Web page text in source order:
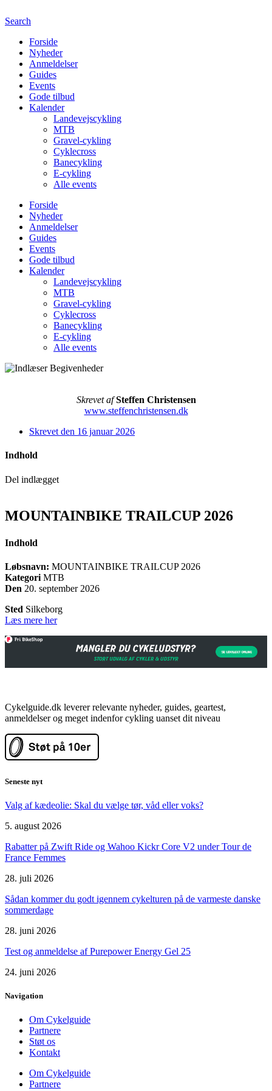
Search
Forside
Nyheder
Anmeldelser
Guides
Events
Gode tilbud
Kalender
Landevejscykling
MTB
Gravel-cykling
Cyklecross
Banecykling
E-cykling
Alle events
Forside
Nyheder
Anmeldelser
Guides
Events
Gode tilbud
Kalender
Landevejscykling
MTB
Gravel-cykling
Cyklecross
Banecykling
E-cykling
Alle events
Skrevet afSteffen Christensen
www.steffenchristensen.dk
Skrevet den 16 januar 2026
Indhold
Del indlægget
MOUNTAINBIKE TRAILCUP 2026
Indhold
Løbsnavn: MOUNTAINBIKE TRAILCUP 2026
Kategori MTB
Den 20. september 2026
Sted Silkeborg
Læs mere her
Cykelguide.dk leverer relevante nyheder, guides, geartest,
anmeldelser og meget indenfor cykling uanset dit niveau
Seneste nyt
Valg af kædeolie: Skal du vælge tør, våd eller voks?
5. august 2026
Rabatter på Zwift Ride og Wahoo Kickr Core V2 under Tour de
France Femmes
28. juli 2026
Sådan kommer du godt igennem cykelturen på de varmeste danske
sommerdage
28. juni 2026
Test og anmeldelse af Purepower Energy Gel 25
24. juni 2026
Navigation
Om Cykelguide
Partnere
Støt os
Kontakt
Om Cykelguide
Partnere